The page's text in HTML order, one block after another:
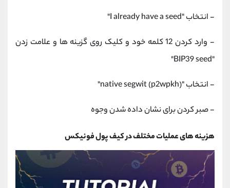
- انتخاب "I already have a seed"
- وارد کردن 12 کلمه خود و کلیک روی گزینه ها و علامت زدن
"BIP39 seed"
- انتخاب "native segwit (p2wpkh)"
- صبر کردن برای نشان داده شدن وجوه
هزینه های عملیات مختلف در کیف پول فونیکس